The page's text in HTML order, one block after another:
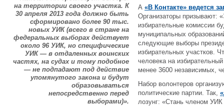
на территории своего участка. К
30 апреля 2013 года должно быть
сформировано более 90 тыс.
новых УИК (всего в стране на
федеральных выборах действует
около 96 УИК, но специфические
УИК — в отдаленных воинских
частях, на судах и тому подобное
— не подпадают под действие
упомянутого закона и будут
образовываться
непосредственно перед
выборами)».
А «В Контакте» ведется
Организаторы призывают:
избирательные комиccии
муниципальных
следующие выборы
избирательных участков.
человека на
менее 3600 независимых,
Набор волонтеров
политические партии. Так,
лозунг: «Стань членом